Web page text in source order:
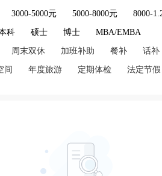
3000-5000元 5000-8000元 8000-
科 硕士 博士 MBA/EMBA
周末双休 加班补助 餐补 话补
间 年度旅游 定期体检 法定节假